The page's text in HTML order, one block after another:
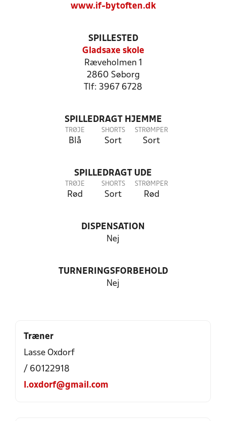
www.if-bytoften.dk
SPILLESTED
Gladsaxe skole
Ræveholmen 1
2860 Søborg
Tlf: 3967 6728
SPILLEDRAGT HJEMME
TRØJE
Blå
SHORTS
Sort
STRØMPER
Sort
SPILLEDRAGT UDE
TRØJE
Rød
SHORTS
Sort
STRØMPER
Rød
DISPENSATION
Nej
TURNERINGSFORBEHOLD
Nej
Træner
Lasse Oxdorf
/ 60122918
l.oxdorf@gmail.com